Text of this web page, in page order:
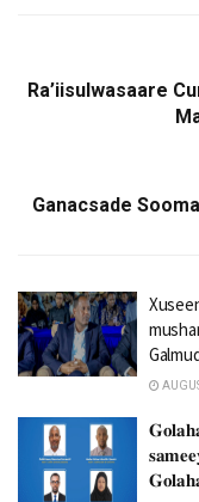
Ra’iisulwasaare
Ganacsade